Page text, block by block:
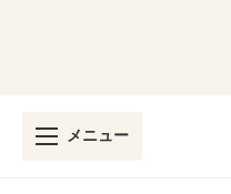
メニュー